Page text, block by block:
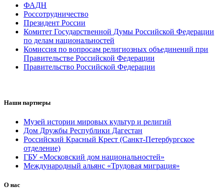
ФАДН
Россотрудничество
Президент России
Комитет Государственной Думы Российской Федерации
по делам национальностей
Комиссия по вопросам религиозных объединений при
Правительстве Российской Федерации
Правительство Российской Федерации
Наши партнеры
Музей истории мировых культур и религий
Дом Дружбы Республики Дагестан
Российский Красный Крест (Санкт-Петербургское
отделение)
ГБУ «Московский дом национальностей»
Международный альянс «Трудовая миграция»
О нас